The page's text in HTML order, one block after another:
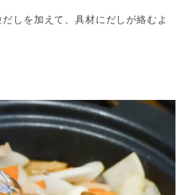
しを加えて、具材にだしが絡むよ